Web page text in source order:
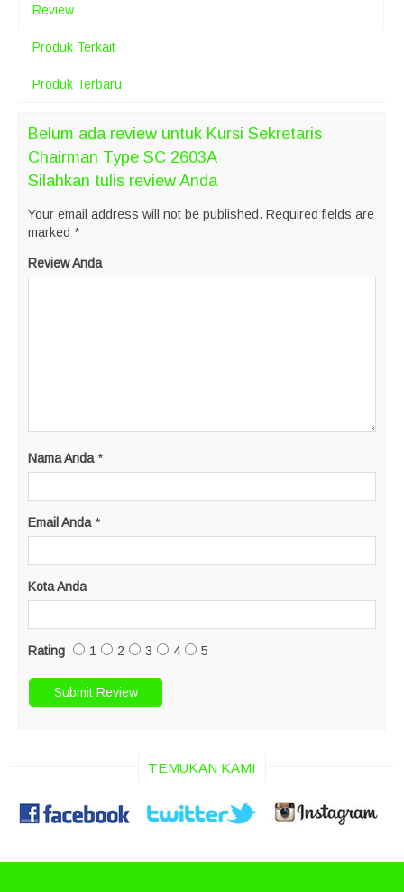
Review
Produk Terkait
Produk Terbaru
Belum ada review untuk Kursi Sekretaris
Chairman Type SC 2603A
Silahkan tulis review Anda
Your email address will not be published. Required fields are
marked *
Review Anda
Nama Anda *
Email Anda *
Kota Anda
Rating 1 2 3 4 5
TEMUKAN KAMI